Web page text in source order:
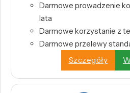
Darmowe prowadzenie
lata
Darmowe korzystanie z
Darmowe przelewy
Szczegóły